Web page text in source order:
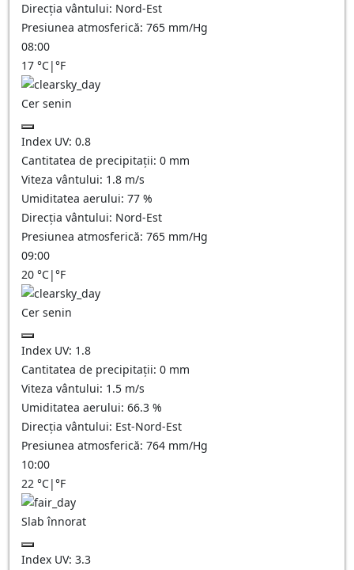
Direcția vântului: Nord-Est
Presiunea atmosferică: 765 mm/Hg
08:00
17 °C|°F
Cer senin
Index UV: 0.8
Cantitatea de precipitații: 0 mm
Viteza vântului: 1.8 m/s
Umiditatea aerului: 77 %
Direcția vântului: Nord-Est
Presiunea atmosferică: 765 mm/Hg
09:00
20 °C|°F
Cer senin
Index UV: 1.8
Cantitatea de precipitații: 0 mm
Viteza vântului: 1.5 m/s
Umiditatea aerului: 66.3 %
Direcția vântului: Est-Nord-Est
Presiunea atmosferică: 764 mm/Hg
10:00
22 °C|°F
Slab înnorat
Index UV: 3.3